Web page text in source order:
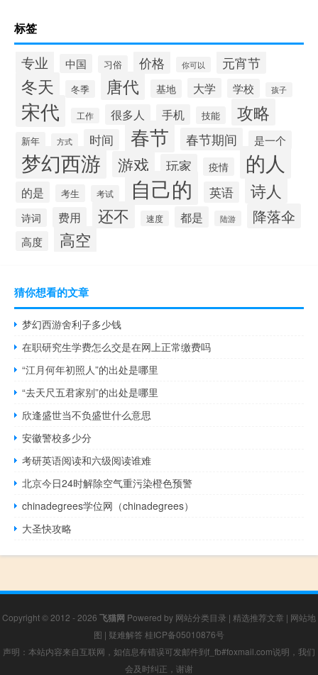
标签
专业 中国 习俗 价格 你可以 元宵节
冬天 冬季 唐代 基地 大学 学校 孩子
宋代 工作 很多人 手机 技能 攻略
新年 方式 时间 春节 春节期间 是一个
梦幻西游 游戏 玩家 疫情 的人
的是 考生 考试 自己的 英语 诗人
诗词 费用 还不 速度 都是 陆游 降落伞
高度 高空
猜你想看的文章
梦幻西游舍利子多少钱
在职研究生学费怎么交是在网上正常缴费吗
“江月何年初照人”的出处是哪里
“去天尺五君家别”的出处是哪里
欣逢盛世当不负盛世什么意思
安徽警校多少分
考研英语阅读和六级阅读谁难
北京今日24时解除空气重污染橙色预警
chinadegrees学位网（chinadegrees）
大圣快攻略
Copyright © 2012 - 2026 飞猫网 Powered by 网站分类目录 | 精选推荐文章 | 网站地
图 | 疑难解答 桂ICP备05010876号
声明：本站内容来自互联网，如信息有错误可发邮件到f_fb#foxmail.com说明，我们
会及时纠正，谢谢